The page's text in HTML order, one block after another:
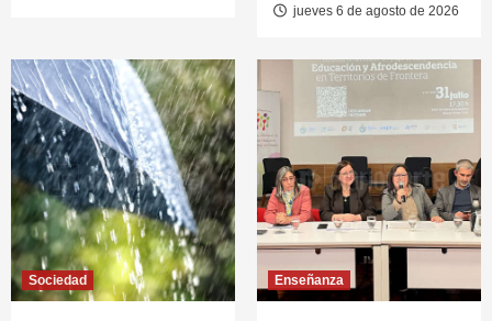
jueves 6 de agosto de 2026
Sociedad Enseñanza